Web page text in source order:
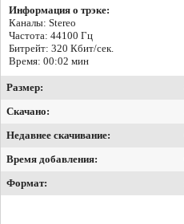
Информация о трэке:
Каналы: Stereo
Частота: 44100 Гц
Битрейт: 320 Кбит/сек.
Время: 00:02 мин
Размер:
Скачано:
Недавнее скачивание:
Время добавления:
Формат: